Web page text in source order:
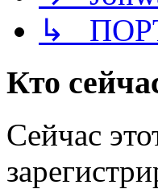
↳
Кто
Сейчас